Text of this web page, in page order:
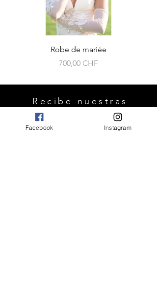
Robe de mariée
Precio
700,00 CHF
Recibe nuestras
novedades.
Facebook Instagram